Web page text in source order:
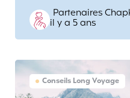
Posted
by
Partenaires
il y a 5 ans
Conseils Long Voyage